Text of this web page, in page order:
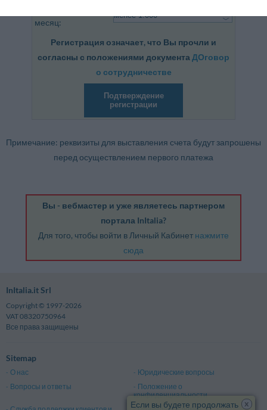
месяц:
Регистрация означает, что Вы прочли и
согласны с положениями документа ДОговор
о сотрудничестве
Подтверждение
регистрации
Примечание: реквизиты для выставления счета будут запрошены
перед осуществлением первого платежа
Вы - вебмастер и уже являетесь партнером
портала InItalia?
Для того, чтобы войти в Личный Кабинет нажмите
сюда
InItalia.it Srl
Copyright © 1997-2026
VAT 08320750964
Все права защищены
Sitemap
О нас
Юридические вопросы
Вопросы и ответы
Положение о
конфиденциальности
x
Если вы будете продолжать